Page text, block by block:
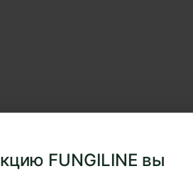
FUNGILINE вы
и профилактика
Копринус, Фламмулина,